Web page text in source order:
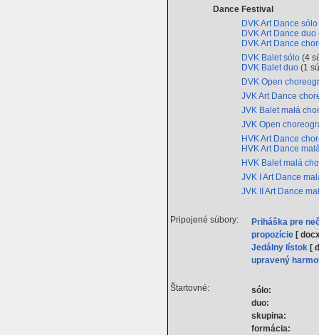
Dance Festival
DVK Art Dance
DVK Art Dance duo
DVK Art Dance
DVK Balet sólo(4
DVK Balet duo(1
DVK Open
JVK Art Dance
JVK Balet malá
JVK Open
HVK Art Dance
HVK Art Dance
HVK Balet malá
JVK I Art Dance
JVK II Art Dance
Pripojené súbory:
Priháška pre
propozície [
Jedálny lístok [
upravený
Štartovné:
sólo:
duo:
skupina:
formácia: